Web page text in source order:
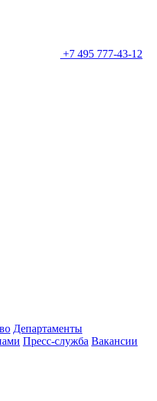
+7 495 777-43-12
Департаменты
Пресс-служба Вакансии